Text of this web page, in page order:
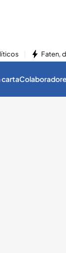
Faten,
carta